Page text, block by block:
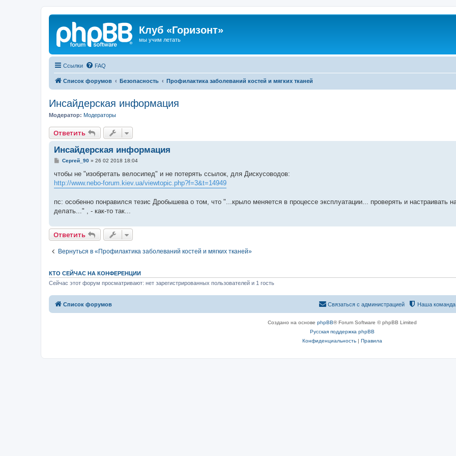
Клуб «Горизонт»
мы учим летать
Ссылки FAQ
Список форумов Безопасность Профилактика заболеваний костей и мягких тканей
Инсайдерская информация
Модератор: Модераторы
Ответить
Инсайдерская информация
С
о
щ
и
е
Сергей_90» 26 02 2018 18:04
чтобы не "изобретать велосипед" и не потерять ссылок, для Дискусоводов:
http://www.nebo-forum.kiev.ua/viewtopic.php?f=3&t=14949
пс: особенно понравился тезис Дробышева о том, что "...крыло меняется в процессе эксплуатации... проверять и настраивать
делать..." , - как-то так...
Ответить
Вернуться в «Профилактика заболеваний костей и мягких тканей»
КТО СЕЙЧАС НА КОНФЕРЕНЦИИ
Сейчас этот форум просматривают: нет зарегистрированных пользователей и 1 гость
Список форумов Наша команда
Связаться с администрацией
Создано на основе phpBB® Forum Software © phpBB Limited
Русская поддержка phpBB
Конфиденциальность| Правила